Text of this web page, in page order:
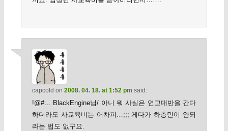
capcold on 2008. 04. 18. at 1:52 pm said:
!@#… BlackEngine님/ 아니 뭐 사실은 연고대반을 간다
하더라도 사교육비는 어차피…;;; 게다가 하층민이 안되
라는 법도 없구요.